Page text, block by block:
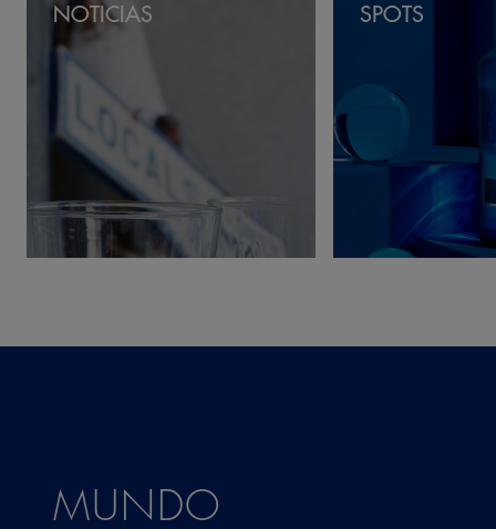
NOTICIAS SPOTS
MUNDO